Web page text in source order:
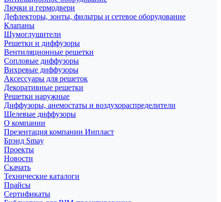
Лючки и гермодвери
Дефлекторы, зонты, фильтры и сетевое оборудование
Клапаны
Шумоглушители
Решетки и диффузоры
Вентиляционные решетки
Сопловые диффузоры
Вихревые диффузоры
Аксессуары для решеток
Декоративные решетки
Решетки наружные
Диффузоры, анемостаты и воздухораспределители
Щелевые диффузоры
О компании
Презентация компании Инпласт
Брэнд Smay
Проекты
Новости
Скачать
Технические каталоги
Прайсы
Сертификаты